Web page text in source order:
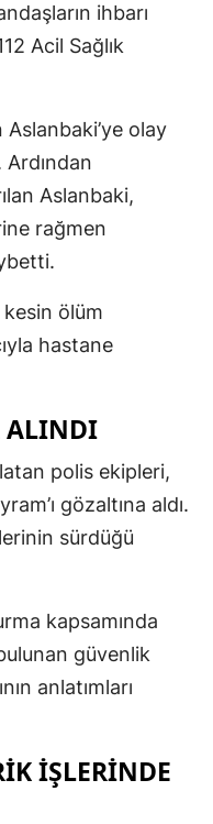
ihbarı
Acil Sağlık
Aslanbaki’ye olay
Aslanbaki,
rağmen
kesin ölüm
hastane
ALINDI
polis ekipleri,
gözaltına aldı.
sürdüğü
kapsamında
güvenlik
anlatımları
İŞLERİNDE